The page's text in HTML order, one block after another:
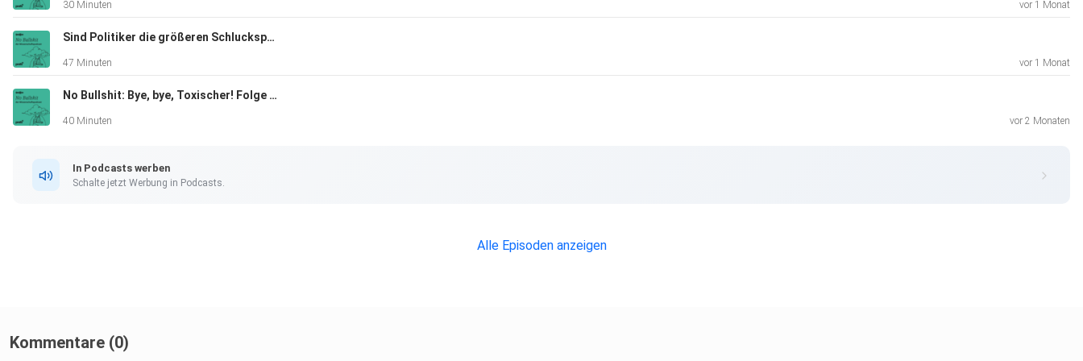
30 Minuten vor 1 Monat
Sind Politiker die größeren Schluckspechte? Folge 45
47 Minuten vor 1 Monat
No Bullshit: Bye, bye, Toxischer! Folge 43
40 Minuten vor 2 Monaten
In Podcasts werben
Schalte jetzt Werbung in Podcasts.
Alle Episoden anzeigen
Kommentare (0)